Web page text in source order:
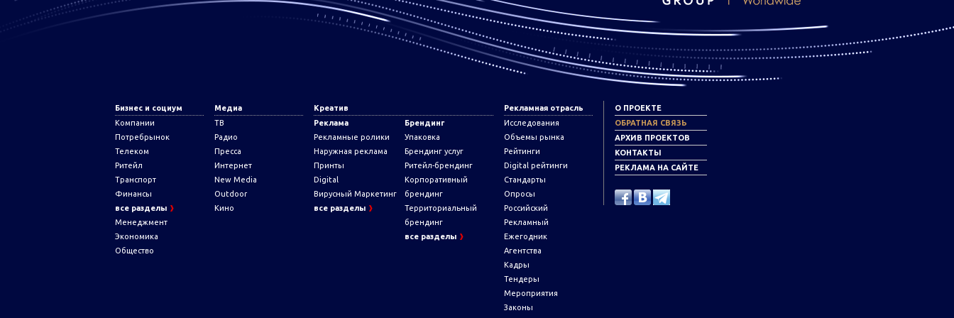
Бизнес и социум
Компании
Потребрынок
Телеком
Ритейл
Транспорт
Финансы
все разделы
Менеджмент
Экономика
Общество
Медиа
ТВ
Радио
Пресса
Интернет
New Media
Outdoor
Кино
Креатив
Реклама
Рекламные ролики
Наружная реклама
Принты
Digital
Вирусный Маркетинг
все разделы
Брендинг
Упаковка
Брендинг услуг
Ритейл-брендинг
Корпоративный
брендинг
Территориальный
брендинг
все разделы
Рекламная отрасль
Исследования
Объемы рынка
Рейтинги
Digital рейтинги
Стандарты
Опросы
Российский
Рекламный
Ежегодник
Агентства
Кадры
Тендеры
Мероприятия
Законы
О ПРОЕКТЕ
ОБРАТНАЯ СВЯЗЬ
АРХИВ ПРОЕКТОВ
КОНТАКТЫ
РЕКЛАМА НА САЙТЕ